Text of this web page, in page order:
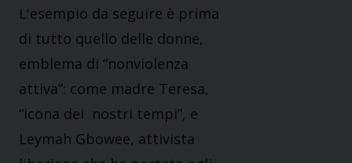
L'esempio da seguire è prima
di tutto quello delle donne,
emblema di “nonviolenza
attiva”: come madre Teresa,
“icona dei nostri tempi”, e
Leymah Gbowee, attivista